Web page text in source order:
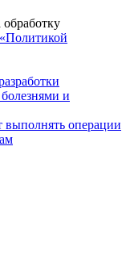
«Политикой
и
операции